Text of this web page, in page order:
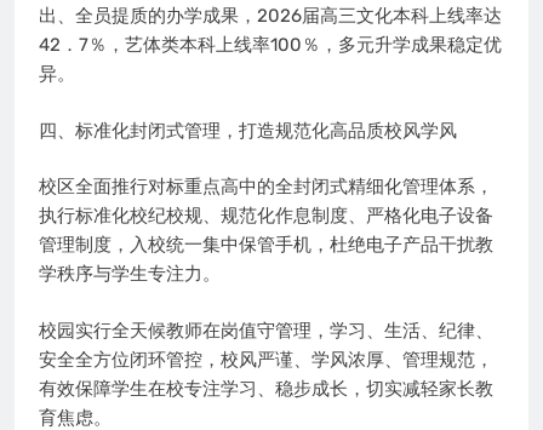
出、全员提质的办学成果，2026届高三文化本科上线率达
42．7％，艺体类本科上线率100％，多元升学成果稳定优
异。
四、标准化封闭式管理，打造规范化高品质校风学风
校区全面推行对标重点高中的全封闭式精细化管理体系，
执行标准化校纪校规、规范化作息制度、严格化电子设备
管理制度，入校统一集中保管手机，杜绝电子产品干扰教
学秩序与学生专注力。
校园实行全天候教师在岗值守管理，学习、生活、纪律、
安全全方位闭环管控，校风严谨、学风浓厚、管理规范，
有效保障学生在校专注学习、稳步成长，切实减轻家长教
育焦虑。